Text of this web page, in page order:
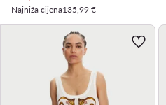
Najniža cijena135,99 €